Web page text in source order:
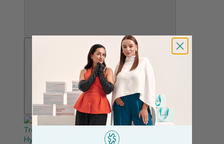
HydroPeptide
HydroPeptide Anti-Wrinkle